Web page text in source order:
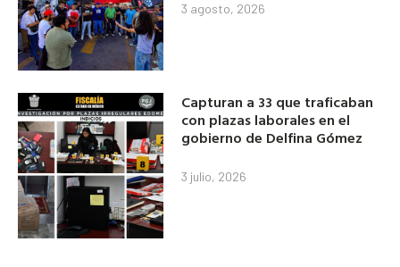
3 agosto, 2026
Capturan a 33 que traficaban
con plazas laborales en el
gobierno de Delfina Gómez
3 julio, 2026